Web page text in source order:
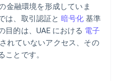
金融環境を形成していま
は、取引認証と 暗号化 基準
目的は、UAE における 電子
れていないアクセス、その
とです。